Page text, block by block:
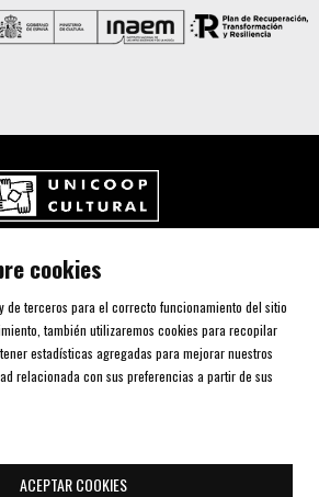
80 (Plaça de Cal Font)
Telf. 93 805 00 75
Y POLÍTICA DE PRIVACIDAD
DE ACCESIBILIDAD
cookies
de terceros para el correcto funcionamiento del sitio
también utilizaremos cookies para recopilar
estadísticas agregadas para mejorar nuestros
relacionada con sus preferencias a partir de sus
ACEPTAR COOKIES